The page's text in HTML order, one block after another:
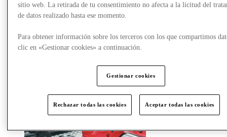
Tiendas
Planifica tu visita
Tarjetas regalo
Servicios
sitio web. La retirada de tu consentimiento no afecta a la licitud del
de datos realizado hasta ese momento.
Para obtener información sobre los terceros con los que compartimos
clic en «Gestionar cookies» a continuación.
Gestionar cookies
Rechazar todas las cookies Aceptar todas las cookies